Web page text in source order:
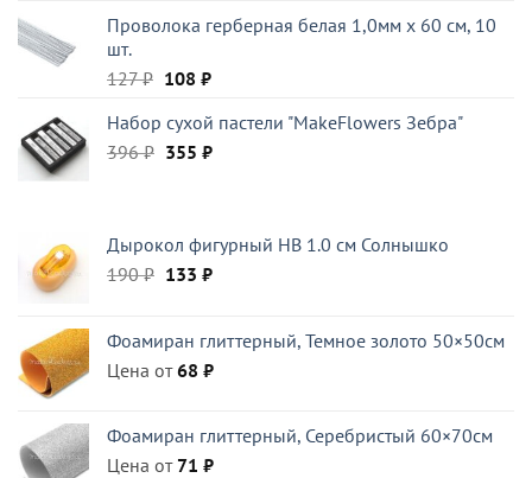
Проволока герберная белая 1,0мм x 60 см, 10
шт.
127₽ Первоначальная
составляла
127 ₽.
108 ₽Текущая
108 ₽.
Набор сухой пастели "MakeFlowers Зебра"
396₽ Первоначальная
355 ₽Текущая
Дырокол фигурный HB 1.0 см Солнышко
190₽ Первоначальная
190 ₽.
133 ₽Текущая
Фоамиран глиттерный, Темное золото 50×50см
Цена от68 ₽
Фоамиран глиттерный, Серебристый 60×70см
Цена от 71 ₽